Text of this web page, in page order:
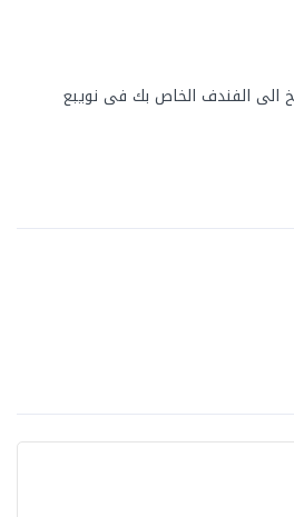
الى الفندف الخاص بك فى نويبع